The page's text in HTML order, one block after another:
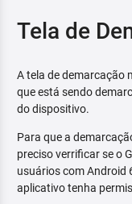
Tela de
A tela de demarcação
que está sendo
do dispositivo.
Para que a
preciso verrificar se o
usuários com Android
aplicativo tenha